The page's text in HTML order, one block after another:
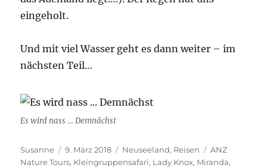
eingeholt.
Und mit viel Wasser geht es dann weiter – im
nächsten Teil…
Es wird nass … Demnächst
Autor
Susanne
Veröffentlicht
am
9. März 2018 Kategorien
Neuseeland, Reisen Schlagwörter
ANZ
Nature Tours, Kleingruppensafari, Lady Knox, Miranda,